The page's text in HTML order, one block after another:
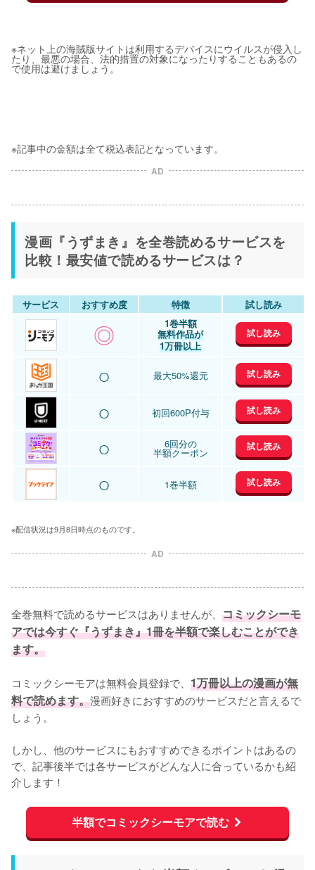
※ネット上の海賊版サイトは利用するデバイスにウイルスが侵入し
たり、最悪の場合、法的措置の対象になったりすることもあるの
で使用は避けましょう。
※記事中の金額は全て税込表記となっています。
AD
漫画『うずまき』を全巻読めるサービスを
比較！最安値で読めるサービスは？
サービス おすすめ度 特徴 試し読み
◎ 1巻半額
無料作品が
1万冊以上
試し読み
○ 最大50%還元 試し読み
○ 初回600P付与 試し読み
○ 6回分の
半額クーポン 試し読み
○ 1巻半額 試し読み
※配信状況は9月8日時点のものです。
AD
全巻無料で読めるサービスはありませんが、 コミックシーモ
アでは今すぐ『うずまき』1冊を半額で楽しむことができ
ます。
コミックシーモアは無料会員登録で、 1万冊以上の漫画が無
料で読めます。漫画好きにおすすめのサービスだと言えるで
しょう。
しかし、他のサービスにもおすすめできるポイントはあるの
で、記事後半では各サービスがどんな人に合っているかも紹
介します！
半額でコミックシーモアで読む